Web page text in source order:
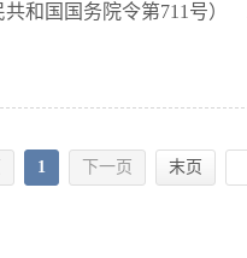
和国国务院令第711号）
1 下一页 末页